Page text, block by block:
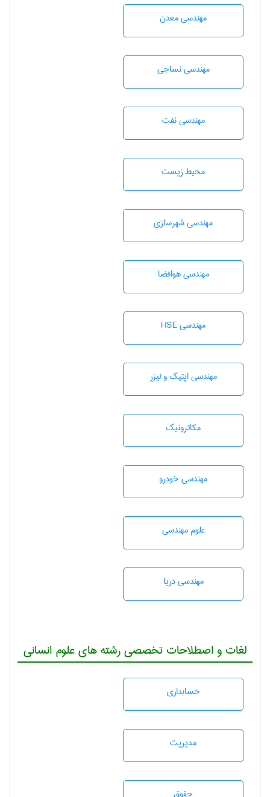
مهندسی معدن
مهندسي نساجی
مهندسی نفت
محيط زيست
مهندسی شهرسازی
مهندسی هوافضا
مهندسی HSE
مهندسی اپتیک و لیزر
مکاترونیک
مهندسی خودرو
علوم مهندسی
مهندسی دریا
لغات و اصطلاحات تخصصی رشته های علوم انسانی
حسابداری
مديريت